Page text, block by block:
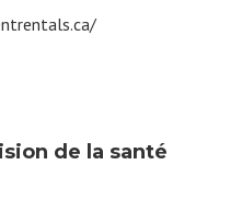
de la santé